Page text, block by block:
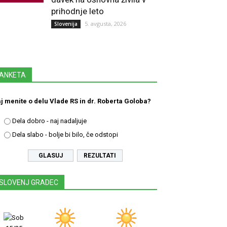
prihodnje leto
Slovenija 5. avgusta, 2026
menite o delu Vlade RS in dr. Roberta Goloba?
Dela dobro - naj nadaljuje
Dela slabo - bolje bi bilo, če odstopi
REZULTATI
GRADEC